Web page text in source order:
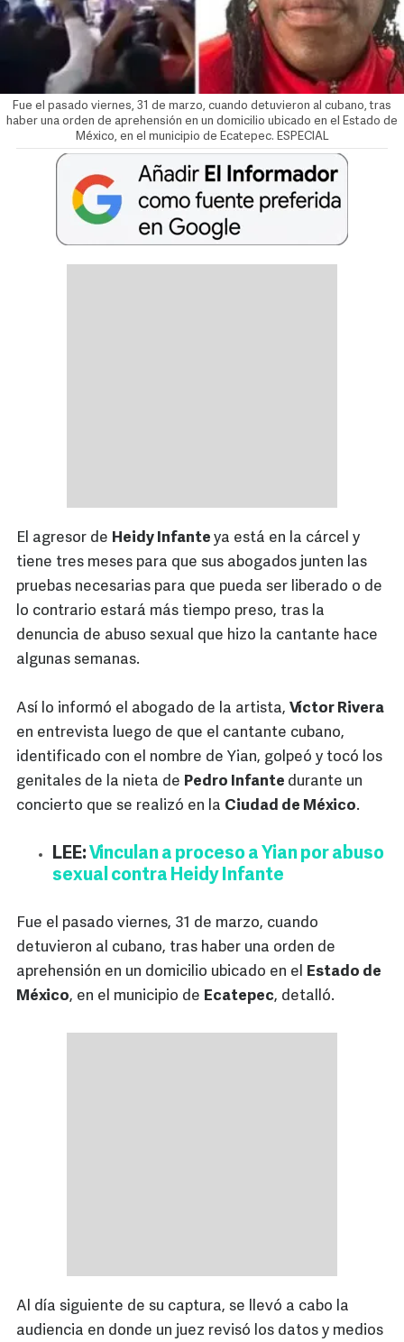
Fue el pasado viernes, 31 de marzo, cuando detuvieron al cubano, tras
haber una orden de aprehensión en un domicilio ubicado en el Estado de
México, en el municipio de Ecatepec. ESPECIAL
El agresor de Heidy Infante ya está en la cárcel y
tiene tres meses para que sus abogados junten las
pruebas necesarias para que pueda ser liberado o de
lo contrario estará más tiempo preso, tras la
denuncia de abuso sexual que hizo la cantante hace
algunas semanas.
Así lo informó el abogado de la artista, Víctor Rivera
en entrevista luego de que el cantante cubano,
identificado con el nombre de Yian, golpeó y tocó los
genitales de la nieta de Pedro Infante durante un
concierto que se realizó en la Ciudad de México.
LEE: Vinculan a proceso a Yian por abuso
sexual contra Heidy Infante
Fue el pasado viernes, 31 de marzo, cuando
detuvieron al cubano, tras haber una orden de
aprehensión en un domicilio ubicado en el Estado de
México, en el municipio de Ecatepec, detalló.
Al día siguiente de su captura, se llevó a cabo la
audiencia en donde un juez revisó los datos y medios